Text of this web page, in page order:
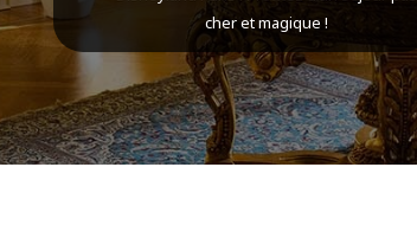
cher et magique !